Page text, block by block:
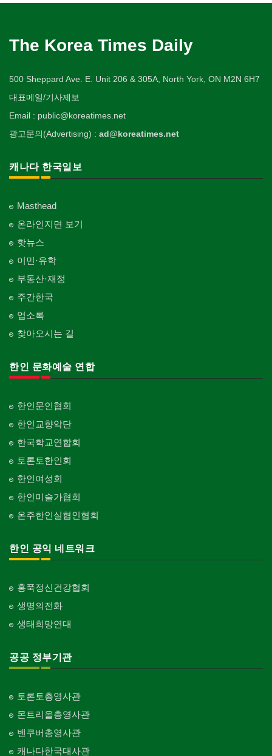
The Korea Times Daily
500 Sheppard Ave. E. Unit 206 & 305A, North York, ON M2N 6H7
대표메일/기사제보
Email : public@koreatimes.net
광고문의(Advertising) : ad@koreatimes.net
캐나다 한국일보
Masthead
온라인지면 보기
핫뉴스
이민·유학
부동산·재정
주간한국
업소록
찾아오시는 길
한인 문화예술 연합
한인문인협회
한인교향악단
한국학교연합회
토론토한인회
한인여성회
한인미술가협회
온주한인실협인협회
한인 공익 네트워크
홍푹정신건강협회
생명의전화
생태희망연대
공공 정부기관
토론토총영사관
몬트리올총영사관
벤쿠버총영사관
캐나다한국대사관